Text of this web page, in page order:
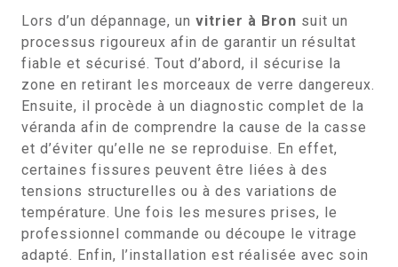
Lors d’un dépannage, un vitrier à Bron suit un
processus rigoureux afin de garantir un résultat
fiable et sécurisé. Tout d’abord, il sécurise la
zone en retirant les morceaux de verre dangereux.
Ensuite, il procède à un diagnostic complet de la
véranda afin de comprendre la cause de la casse
et d’éviter qu’elle ne se reproduise. En effet,
certaines fissures peuvent être liées à des
tensions structurelles ou à des variations de
température. Une fois les mesures prises, le
professionnel commande ou découpe le vitrage
adapté. Enfin, l’installation est réalisée avec soin